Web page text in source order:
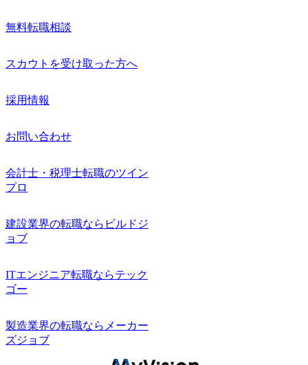
無料転職相談
スカウトを受け取った方へ
採用情報
お問い合わせ
会計士・税理士転職のツイン
プロ
建設業界の転職ならビルドジ
ョブ
ITエンジニア転職ならテック
ゴー
製造業界の転職ならメーカー
ズジョブ